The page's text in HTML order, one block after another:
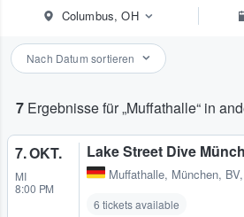
Columbus, OH
Nach Datum sortieren
7 Ergebnisse für „Muffathalle“ in
7. OKT.
MI
8:00 PM
Lake Street Dive
Muffathalle, München,
6 tickets available